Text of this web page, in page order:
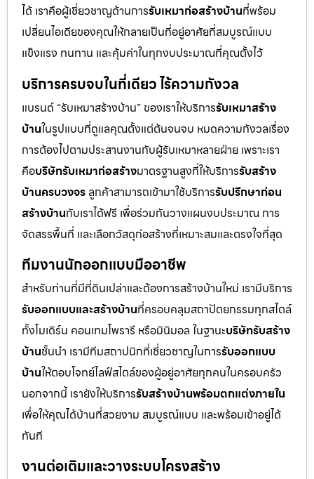
ได้ เราคือผู้เชี่ยวชาญด้านการรับเหมาก่อสร้างบ้านที่พร้อม
เปลี่ยนไอเดียของคุณให้กลายเป็นที่อยู่อาศัยที่สมบูรณ์แบบ
แข็งแรง ทนทาน และคุ้มค่าในทุกงบประมาณที่คุณตั้งไว้
บริการครบจบในที่เดียว ไร้ความกังวล
แบรนด์ “รับเหมาสร้างบ้าน” ของเราให้บริการรับเหมาสร้าง
บ้านในรูปแบบที่ดูแลคุณตั้งแต่ต้นจนจบ หมดความกังวลเรื่อง
การต้องไปตามประสานงานกับผู้รับเหมาหลายฝ่าย เพราะเรา
คือบริษัทรับเหมาก่อสร้างมาตรฐานสูงที่ให้บริการรับสร้าง
บ้านครบวงจร ลูกค้าสามารถเข้ามาใช้บริการรับปรึกษาก่อน
สร้างบ้านกับเราได้ฟรี เพื่อร่วมกันวางแผนงบประมาณ การ
จัดสรรพื้นที่ และเลือกวัสดุก่อสร้างที่เหมาะสมและตรงใจที่สุด
ทีมงานนักออกแบบมืออาชีพ
สำหรับท่านที่มีที่ดินเปล่าและต้องการสร้างบ้านใหม่ เรามีบริการ
รับออกแบบและสร้างบ้านที่ครอบคลุมสถาปัตยกรรมทุกสไตล์
ทั้งโมเดิร์น คอนเทมโพรารี หรือมินิมอล ในฐานะบริษัทรับสร้าง
บ้านชั้นนำ เรามีทีมสถาปนิกที่เชี่ยวชาญในการรับออกแบบ
บ้านให้ตอบโจทย์ไลฟ์สไตล์ของผู้อยู่อาศัยทุกคนในครอบครัว
นอกจากนี้ เรายังให้บริการรับสร้างบ้านพร้อมตกแต่งภายใน
เพื่อให้คุณได้บ้านที่สวยงาม สมบูรณ์แบบ และพร้อมเข้าอยู่ได้
ทันที
งานต่อเติมและวางระบบโครงสร้าง